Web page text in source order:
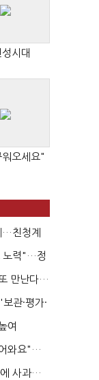
시대
오세요"
…친청계
노력"…정
만난다…
관·평가·
여
와요"…
에 사과…